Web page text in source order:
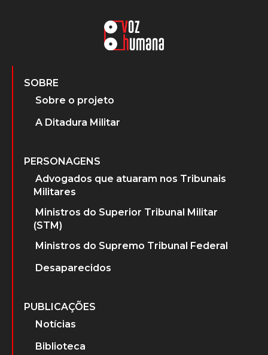
SOBRE
Sobre o projeto
A Ditadura Militar
PERSONAGENS
Advogados que atuaram nos Tribunais
Militares
Ministros do Superior Tribunal Militar
(STM)
Ministros do Supremo Tribunal Federal
Desaparecidos
PUBLICAÇÕES
Notícias
Biblioteca